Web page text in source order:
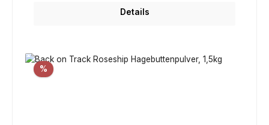
Details
%Rabatt